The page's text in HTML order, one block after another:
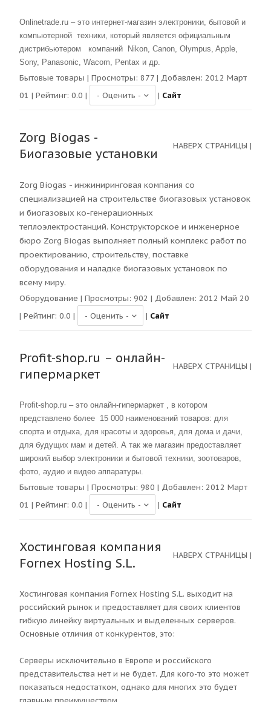
Onlinetrade.ru – это интернет-магазин электроники, бытовой и
компьютерной техники, который является официальным
дистрибьютером компаний Nikon, Canon, Olympus, Apple,
Sony, Panasonic, Wacom, Pentax и др.
Бытовые товары | Просмотры: 877 | Добавлен: 2012 Март
01 | Рейтинг: 0.0 | | Сайт
Zorg Biogas -
Биогазовые установки
НАВЕРХ СТРАНИЦЫ |
Zorg Biogas - инжиниринговая компания со
специализацией на строительстве биогазовых установок
и биогазовых ко-генерационных
теплоэлектростанций. Конструкторское и инженерное
бюро Zorg Biogas выполняет полный комплекс работ по
проектированию, строительству, поставке
оборудования и наладке биогазовых установок по
всему миру.
Оборудование | Просмотры: 902 | Добавлен: 2012 Май 20
| Рейтинг: 0.0 | | Сайт
Profit-shop.ru – онлайн-
гипермаркет
НАВЕРХ СТРАНИЦЫ |
Profit-shop.ru – это онлайн-гипермаркет , в котором
представлено более 15 000 наименований товаров: для
спорта и отдыха, для красоты и здоровья, для дома и дачи,
для будущих мам и детей. А так же магазин предоставляет
широкий выбор электроники и бытовой техники, зоотоваров,
фото, аудио и видео аппаратуры.
Бытовые товары | Просмотры: 980 | Добавлен: 2012 Март
01 | Рейтинг: 0.0 | | Сайт
Хостинговая компания
Fornex Hosting S.L.
НАВЕРХ СТРАНИЦЫ |
Хостинговая компания Fornex Hosting S.L. выходит на
российский рынок и предоставляет для своих клиентов
гибкую линейку виртуальных и выделенных серверов.
Основные отличия от конкурентов, это:
Серверы исключительно в Европе и российского
представительства нет и не будет. Для кого-то это может
показаться недостатком, однако для многих это будет